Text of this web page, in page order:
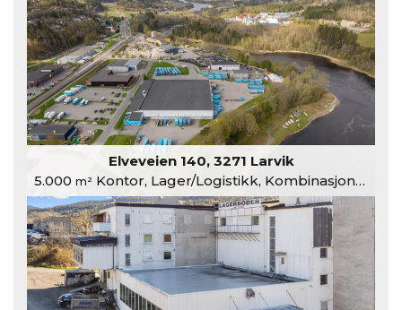
Elveveien 140, 3271 Larvik
5.000 m²Kontor, Lager/Logistikk, Kombinasjonslokaler